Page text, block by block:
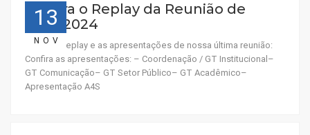
13
NOV
Confira o Replay da Reunião de
07/11/2024
Confira o replay e as apresentações de nossa última reunião:
Confira as apresentações: – Coordenação / GT Institucional–
GT Comunicação– GT Setor Público– GT Acadêmico–
Apresentação A4S